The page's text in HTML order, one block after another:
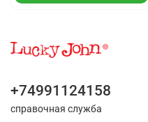
+74991124158
справочная служба